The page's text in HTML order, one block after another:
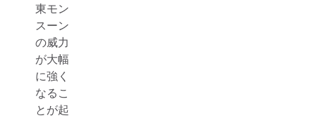
東モン
スーン
の威力
が大幅
に強く
なるこ
とが起